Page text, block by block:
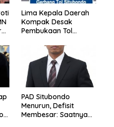
Lima Kepala Daerah
Kompak Desak
Pembukaan Tol
Khan Kawal Aspirasi
ke Pemerintah Pusat
PAD Situbondo
Menurun, Defisit
Membesar: Saatnya